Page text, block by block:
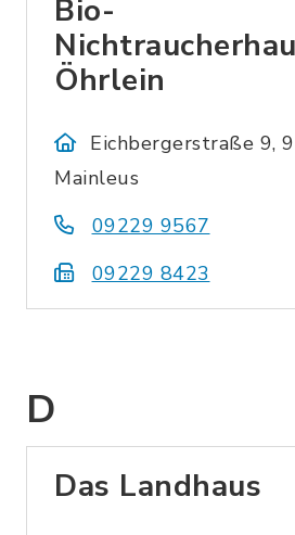
Bio-
Öhrlein
Eichbergerstraße 9,
Mainleus
09229 9567
09229 8423
D
Das Landhaus